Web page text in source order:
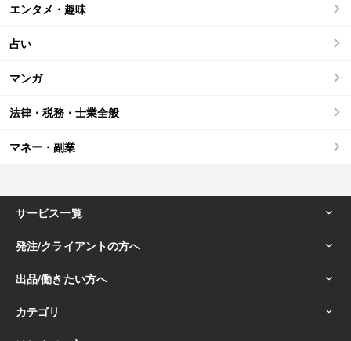
エンタメ・趣味
占い
マンガ
法律・税務・士業全般
マネー・副業